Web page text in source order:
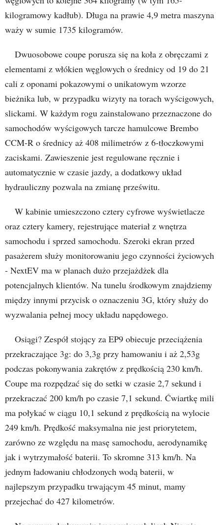
kilogramowy kadłub). Długa na prawie 4,9 metra maszyna
waży w sumie 1735 kilogramów.
Dwuosobowe coupe porusza się na koła z obręczami z
elementami z włókien węglowych o średnicy od 19 do 21
cali z oponami pokazowymi o unikatowym wzorze
bieżnika lub, w przypadku wizyty na torach wyścigowych,
slickami. W każdym rogu zainstalowano przeznaczone do
samochodów wyścigowych tarcze hamulcowe Brembo
CCM-R o średnicy aż 408 milimetrów z 6-tłoczkowymi
zaciskami. Zawieszenie jest regulowane ręcznie i
automatycznie w czasie jazdy, a dodatkowy układ
hydrauliczny pozwala na zmianę prześwitu.
W kabinie umieszczono cztery cyfrowe wyświetlacze
oraz cztery kamery, rejestrujące materiał z wnętrza
samochodu i sprzed samochodu. Szeroki ekran przed
pasażerem służy monitorowaniu jego czynności życiowych
- NextEV ma w planach dużo przejażdżek dla
potencjalnych klientów. Na tunelu środkowym znajdziemy
między innymi przycisk o oznaczeniu 3G, który służy do
wyzwalania pełnej mocy układu napędowego.
Osiągi? Zespół stojący za EP9 obiecuje przeciążenia
przekraczające 3g: do 3,3g przy hamowaniu i aż 2,53g
podczas pokonywania zakrętów z prędkością 230 km/h.
Coupe ma rozpędzać się do setki w czasie 2,7 sekund i
przekraczać 200 km/h po czasie 7,1 sekund. Ćwiartkę mili
ma połykać w ciągu 10,1 sekund z prędkością na wylocie
249 km/h. Prędkość maksymalna nie jest priorytetem,
zarówno ze względu na masę samochodu, aerodynamikę
jak i wytrzymałość baterii. To skromne 313 km/h. Na
jednym ładowaniu chłodzonych wodą baterii, w
najlepszym przypadku trwającym 45 minut, mamy
przejechać do 427 kilometrów.